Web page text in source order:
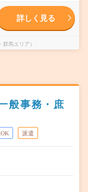
詳しく見る
馬エリア）
般事務・庶
派遣